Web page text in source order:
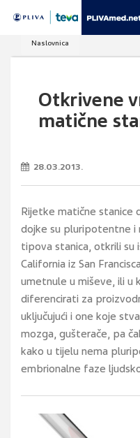
Naslovnica
Otkrivene
matične
28.03.2013.
Rijetke matične stanice
dojke su pluripotentne i
tipova stanica, otkrili su
California iz San
umetnule u miševe, ili u
diferencirati za
uključujući i one koje
mozga, gušterače, pa
kako u tijelu nema
embrionalne faze